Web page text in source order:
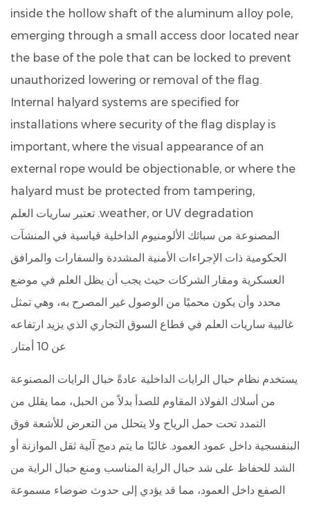
inside the hollow shaft of the aluminum alloy pole,
emerging through a small access door located near
the base of the pole that can be locked to prevent
unauthorized lowering or removal of the flag.
Internal halyard systems are specified for
installations where security of the flag display is
important, where the visual appearance of an
external rope would be objectionable, or where the
halyard must be protected from tampering,
weather, or UV degradation. تعتبر ساريات العلم
المصنوعة من سبائك الألومنيوم الداخلية قياسية في المنشآت
الحكومية ذات الإجراءات الأمنية المشددة والسفارات والمرافق
العسكرية ومقار الشركات حيث يجب أن يظل العلم في موضع
محدد وأن يكون محميًا من الوصول غير المصرح به، وهي تمثل
غالبية ساريات العلم في قطاع السوق التجاري الذي يزيد ارتفاعه
عن 10 أمتار.
يستخدم نظام حبال الرايات الداخلية عادةً حبال الرايات المصنوعة
من أسلاك الفولاذ المقاوم للصدأ بدلاً من الحبل، مما يقلل من
التمدد تحت حمل الرياح ولا يتحلل من التعرض للأشعة فوق
البنفسجية داخل عمود العمود. غالبًا ما يتم دمج آلية ثقل الموازنة أو
الشد للحفاظ على شد حبال الراية المناسب ومنع حبال الراية من
الصفع داخل العمود، مما قد يؤدي إلى حدوث ضوضاء مسموعة